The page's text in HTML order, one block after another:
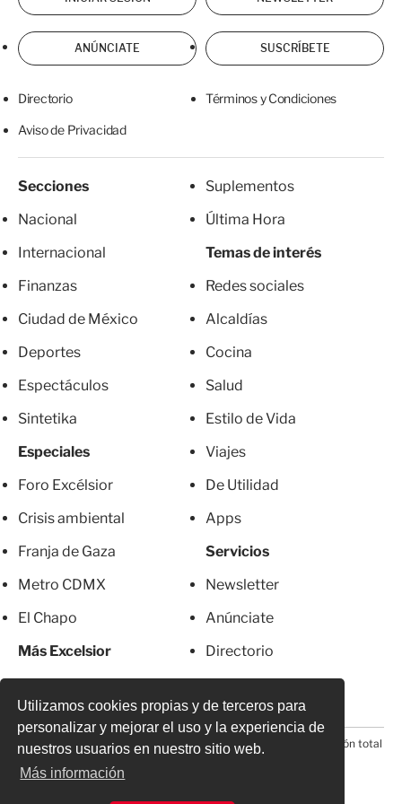
Utilizamos cookies propias y de terceros para
personalizar y mejorar el uso y la experiencia de
nuestros usuarios en nuestro sitio web.
Más información
ANÚNCIATE SUSCRÍBETE
Directorio Términos y Condiciones
Aviso de Privacidad
Secciones
Nacional
Internacional
Finanzas
Ciudad de México
Deportes
Espectáculos
Sintetika
Especiales
Foro Excélsior
Crisis ambiental
Franja de Gaza
Metro CDMX
El Chapo
Más Excelsior
Suplementos
Última Hora
Temas de interés
Redes sociales
Alcaldías
Cocina
Salud
Estilo de Vida
Viajes
De Utilidad
Apps
Servicios
Newsletter
Anúnciate
Directorio
© 2026 Todos los derechos reservados. Prohibida la reproducción total
o parcial, incluyendo cualquier medio electrónico*